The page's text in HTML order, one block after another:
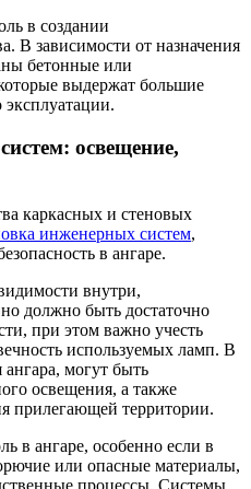
в создании
В зависимости от назначения
бетонные или
выдержат большие
эксплуатации.
освещение,
каркасных и стеновых
инженерных систем,
в ангаре.
внутри,
должно быть достаточно
при этом важно учесть
используемых ламп. В
ангара, могут быть
освещения, а также
прилегающей территории.
в ангаре, особенно если в
или опасные материалы,
процессы. Системы